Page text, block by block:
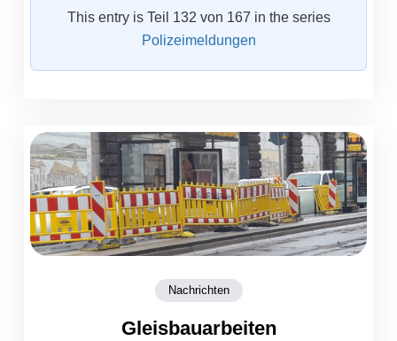
This entry is Teil 132 von 167 in the series
Polizeimeldungen
Nachrichten
Gleisbauarbeiten